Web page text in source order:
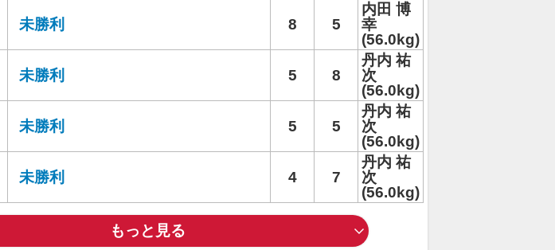
未勝利 8 5
内田 博
幸
(56.0kg)
未勝利 5 8
丹内 祐
次
(56.0kg)
未勝利 5 5
丹内 祐
次
(56.0kg)
未勝利 4 7
丹内 祐
次
(56.0kg)
もっと見る